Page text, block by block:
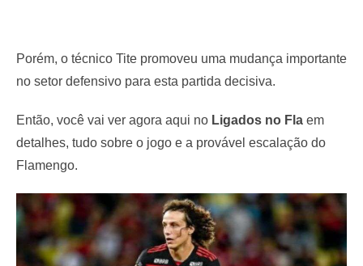
Porém, o técnico Tite promoveu uma mudança importante
no setor defensivo para esta partida decisiva.
Então, você vai ver agora aqui no Ligados no Fla em
detalhes, tudo sobre o jogo e a provável escalação do
Flamengo.